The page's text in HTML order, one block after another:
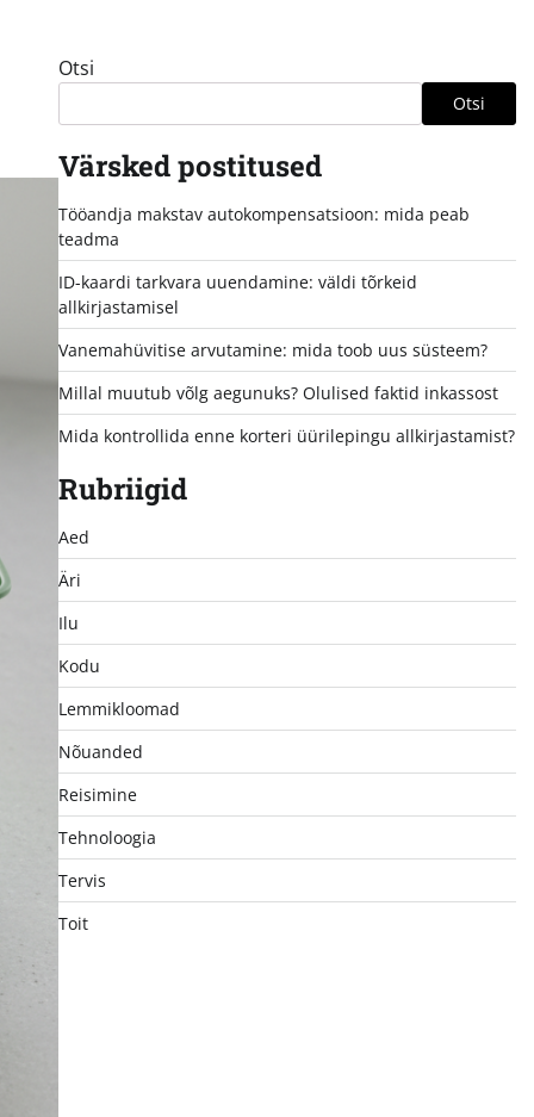
Otsi
Otsi
Värsked postitused
Tööandja makstav autokompensatsioon: mida peab
teadma
ID-kaardi tarkvara uuendamine: väldi tõrkeid
allkirjastamisel
Vanemahüvitise arvutamine: mida toob uus süsteem?
Millal muutub võlg aegunuks? Olulised faktid inkassost
Mida kontrollida enne korteri üürilepingu allkirjastamist?
Rubriigid
Aed
Äri
Ilu
Kodu
Lemmikloomad
Nõuanded
Reisimine
Tehnoloogia
Tervis
Toit